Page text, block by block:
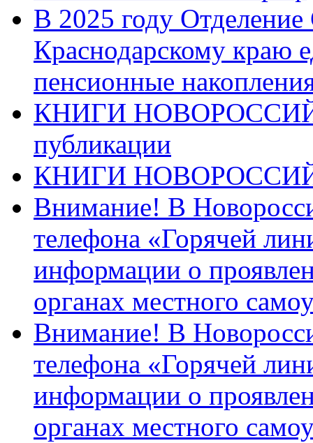
В 2025 году
Краснодарскому краю
пенсионные
КНИГИ
публикации
КНИГИ
Внимание! В
телефона «Горячей
информации о
органах местного
Внимание! В
телефона «Горячей
информации о
органах местного